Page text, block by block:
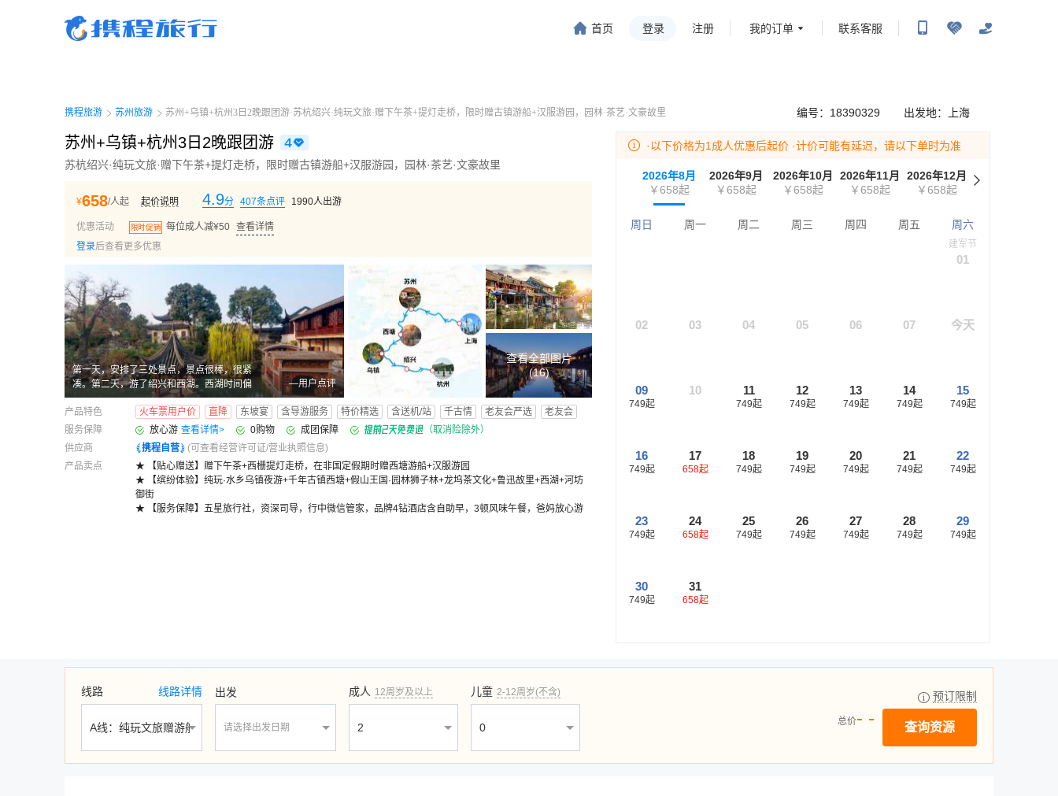
首页 登录 注册 我的订单 联系客服
携程旅游
苏州旅游 苏州+乌镇+杭州3日2晚跟团游·苏杭绍兴·纯玩文旅·赠下午茶+提灯走桥，限时赠古镇游船+汉服游园，园林·茶艺·文豪故里
苏州+乌镇+杭州3日2晚跟团游
苏杭绍兴·纯玩文旅·赠下午茶+提灯走桥，限时赠古镇游船+汉服游园，园林·茶艺·文豪故里
¥658/人起 起价说明 4.9分 407条点评 1990人出游
优惠活动 限时促销 每位成人减¥50 查看详情
登录后查看更多优惠
—用户点评
第一天，安排了三处景点，景点很棒，很紧
凑。第二天，游了绍兴和西湖。西湖时间偏
短。晚上的宋城因为人少而取消，变成了自
由活动，也不错，自己去了钱江灯光秀观夜
景。第三天的河坊街一般。司机服务很好，
唯一遗憾的是最后一天大巴空调出了点问
题，有点热。
查看全部图片
(16)
产品特色 火车票用户价 直降 东坡宴 含导游服务 特价精选 含送机/站 千古情 老友会严选
老友会
服务保障
放心游 查看详情> 0购物 成团保障
（取消险除外）
供应商
携程自营
(可查看经营许可证/营业执照信息)
产品卖点
★ 【贴心赠送】赠下午茶+西栅提灯走桥，在非国定假期时赠西塘游船+汉服游园
★ 【缤纷体验】纯玩·水乡乌镇夜游+千年古镇西塘+假山王国·园林狮子林+龙坞茶文化+鲁迅故里+西湖+河坊
御街
★ 【服务保障】五星旅行社，资深司导，行中微信管家，品牌4钻酒店含自助早，3顿风味午餐，爸妈放心游
出发地： 上海
编号： 18390329
·以下价格为1成人优惠后起价 ·计价可能有延迟，请以下单时为准
2026年8月
￥658起
2026年9月
￥658起
2026年10月
￥658起
2026年11月
￥658起
2026年12月
￥658起
周日 周一 周二 周三 周四 周五 周六
建军节
01
02 03 04 05 06 07 今天
09
749起
10 11
749起
12
749起
13
749起
14
749起
15
749起
16
749起
17
658起
18
749起
19
749起
20
749起
21
749起
22
749起
23
749起
24
658起
25
749起
26
749起
27
749起
28
749起
29
749起
30
749起
31
658起
预订限制
查询资源
总价- -
线路 线路详情 出发
请选择出发日期
成人 12周岁及以上 儿童 2-12周岁(不含)